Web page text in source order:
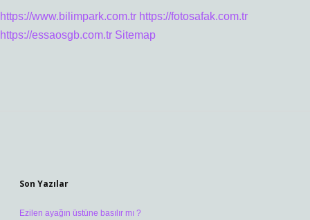
https://www.bilimpark.com.tr https://fotosafak.com.tr
https://essaosgb.com.tr Sitemap
Son Yazılar
Ezilen ayağın üstüne basılır mı ?